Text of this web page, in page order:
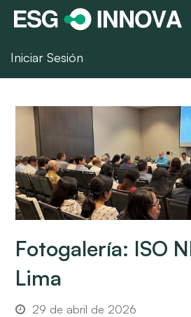
Iniciar Sesión
Fotogalería: ISO
Lima
29 de abril de 2026